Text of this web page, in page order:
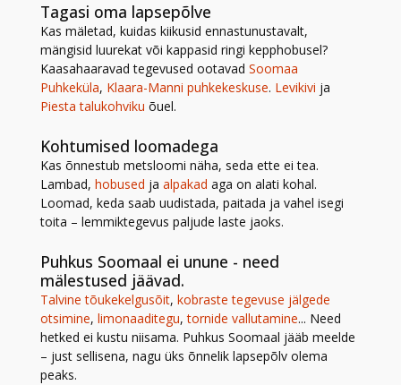
Tagasi oma lapsepõlve
Kas mäletad, kuidas kiikusid ennastunustavalt,
mängisid luurekat või kappasid ringi kepphobusel?
Kaasahaaravad tegevused ootavad Soomaa
Puhkeküla, Klaara-Manni puhkekeskuse. Levikivi ja
Piesta talukohviku õuel.
Kohtumised loomadega
Kas õnnestub metsloomi näha, seda ette ei tea.
Lambad, hobused ja alpakad aga on alati kohal.
Loomad, keda saab uudistada, paitada ja vahel isegi
toita – lemmiktegevus paljude laste jaoks.
Puhkus Soomaal ei unune - need
mälestused jäävad.
Talvine tõukekelgusõit, kobraste tegevuse jälgede
otsimine, limonaaditegu,tornide vallutamine... Need
hetked ei kustu niisama. Puhkus Soomaal jääb meelde
– just sellisena, nagu üks õnnelik lapsepõlv olema
peaks.